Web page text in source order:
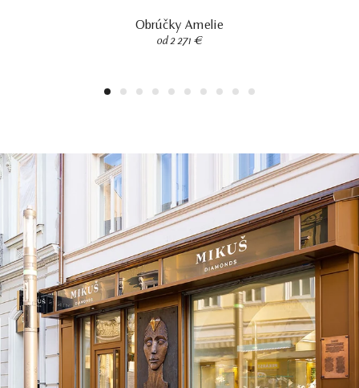
Obrúčky Amelie
od 2 271 €
1 2 3 4 5 6 7 8 9 10